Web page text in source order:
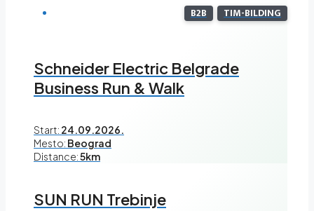
B2B TIM-BILDING
Schneider Electric Belgrade
Business Run & Walk
Start: 24.09.2026.
Mesto: Beograd
Distance:5km
SUN RUN Trebinje